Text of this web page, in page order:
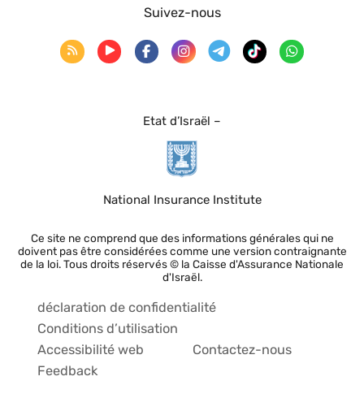
Etat d’Israël –
National Insurance Institute
Ce site ne comprend que des informations générales qui ne
doivent pas être considérées comme une version contraignante
de la loi. Tous droits réservés © la Caisse d'Assurance Nationale
d'Israël.
Suivez-nous
déclaration de confidentialité
Conditions d’utilisation
Accessibilité web
Contactez-nous
Feedback